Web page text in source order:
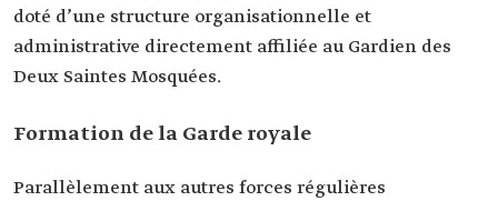
doté d’une structure organisationnelle et
administrative directement affiliée au Gardien des
Deux Saintes Mosquées.
Formation de la Garde royale
Parallèlement aux autres forces régulières